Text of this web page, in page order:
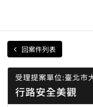
回案件列表
受理提案單位:臺北市
行路安全美觀